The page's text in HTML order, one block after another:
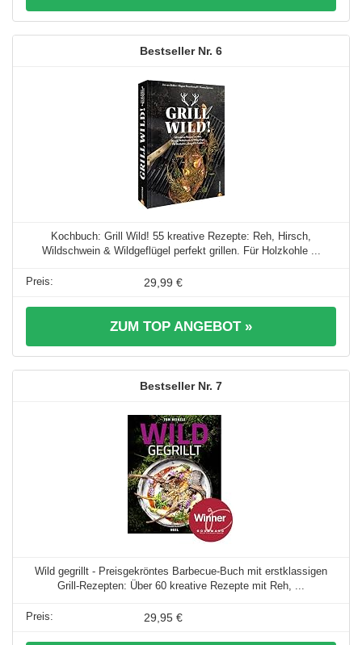
6
Kochbuch: Grill Wild! 55 kreative Rezepte: Reh, Hirsch,
Wildschwein & Wildgeflügel perfekt grillen. Für Holzkohle ...
29,99 €
ZUM TOP ANGEBOT »
7
Wild gegrillt - Preisgekröntes Barbecue-Buch mit erstklassigen
Grill-Rezepten: Über 60 kreative Rezepte mit Reh, ...
29,95 €